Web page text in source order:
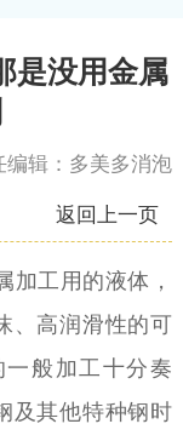
是没用金属
：多美多消泡
3 返回上一页
工用的液体，
、高润滑性的可
般加工十分奏
及其他特种钢时